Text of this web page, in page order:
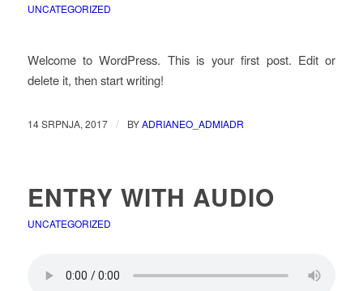
UNCATEGORIZED
Welcome to WordPress. This is your first post. Edit or
delete it, then start writing!
14 SRPNJA, 2017 / BYADRIANEO_ADMIADR
ENTRY WITH AUDIO
UNCATEGORIZED